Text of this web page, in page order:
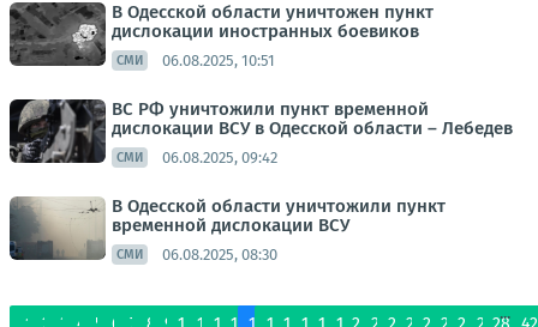
В Одесской области уничтожен пункт
дислокации иностранных боевиков
СМИ 06.08.2025, 10:51
ВС РФ уничтожили пункт временной
дислокации ВСУ в Одесской области – Лебедев
СМИ 06.08.2025, 09:42
В Одесской области уничтожили пункт
временной дислокации ВСУ
СМИ 06.08.2025, 08:30
...